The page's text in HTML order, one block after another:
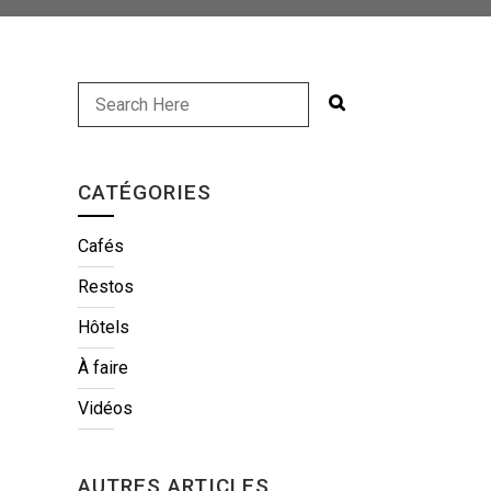
CATÉGORIES
Cafés
Restos
Hôtels
À faire
Vidéos